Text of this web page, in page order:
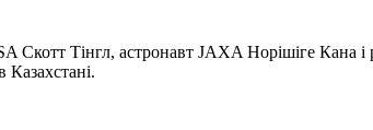
Скотт Тінгл, астронавт JAXA Норішіге Кана і